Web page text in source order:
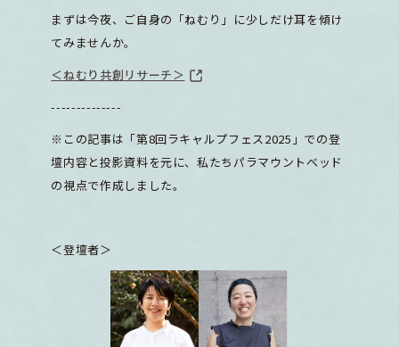
まずは今夜、ご自身の「ねむり」に少しだけ耳を傾け
てみませんか。
＜ねむり共創リサーチ＞
--------------
※この記事は「第8回ラキャルプフェス2025」での登
壇内容と投影資料を元に、私たちパラマウントベッド
の視点で作成しました。
＜登壇者＞